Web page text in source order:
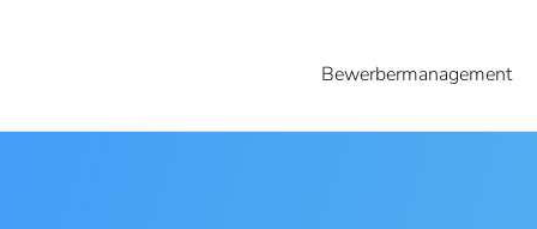
Bewerbermanagement